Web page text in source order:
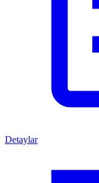
Detaylar